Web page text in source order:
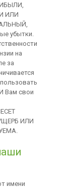
ИЛИ
убытки.
на
за
Вам свои
ИЛИ
имени